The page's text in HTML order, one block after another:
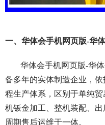
一、华体会手机网页版-华
华体会手机网页版-华
备多年的实体制造企业，
程生产体系，区别于单纯
机钣金加工、整机装配、
周期售后运维于一体。